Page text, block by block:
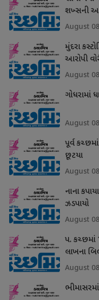
શખ્સની
August
મુંદરા
આરોપી
August
ગોધરામાં
August
પૂર્વ
છૂટયા
August
નાના
ઝડપાયો
August
પ. કચ્છમાં
લાખના
August